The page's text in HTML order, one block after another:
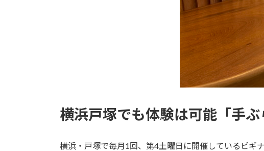
横浜戸塚でも体験は可能「手ぶ
横浜・戸塚で毎月1回、第4土曜日に開催しているビギ